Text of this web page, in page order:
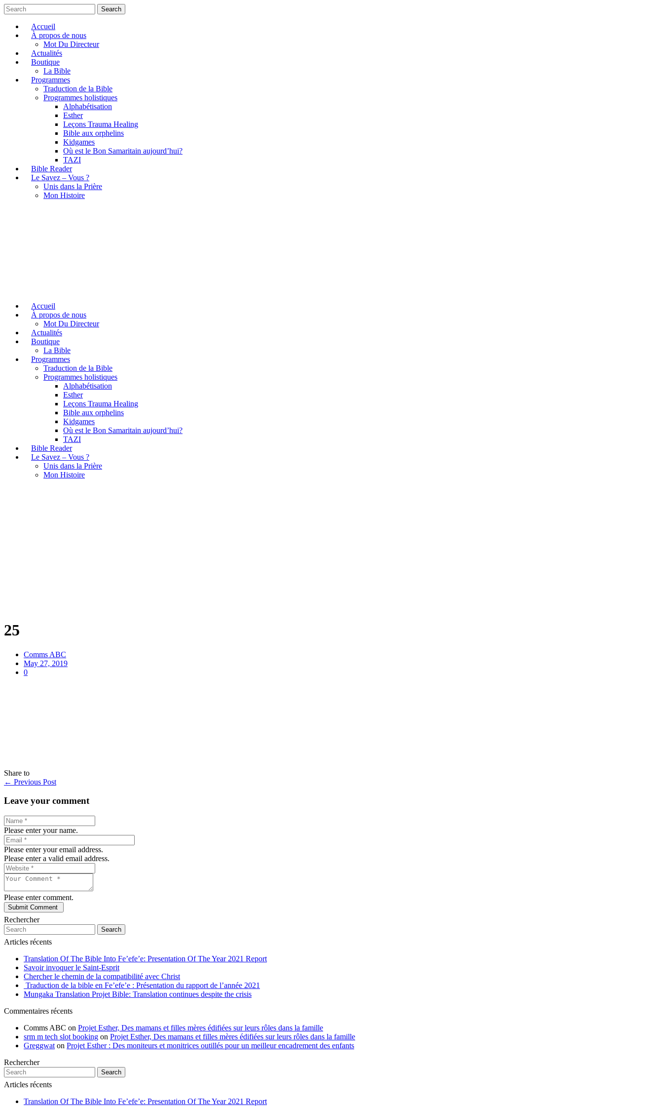
Search
Accueil
À propos de nous
Mot Du Directeur
Actualités
Boutique
La Bible
Programmes
Traduction de la Bible
Programmes holistiques
Alphabétisation
Esther
Leçons Trauma Healing
Bible aux orphelins
Kidgames
Où est le Bon Samaritain aujourd’hui?
TAZI
Bible Reader
Le Savez – Vous ?
Unis dans la Prière
Mon Histoire
Accueil
À propos de nous
Mot Du Directeur
Actualités
Boutique
La Bible
Programmes
Traduction de la Bible
Programmes holistiques
Alphabétisation
Esther
Leçons Trauma Healing
Bible aux orphelins
Kidgames
Où est le Bon Samaritain aujourd’hui?
TAZI
Bible Reader
Le Savez – Vous ?
Unis dans la Prière
Mon Histoire
25
Comms ABC
May 27, 2019
0
Share to
← Previous Post
Leave your comment
Please enter your name.
Please enter your email address.
Please enter a valid email address.
Please enter comment.
Rechercher
Search
Articles récents
Translation Of The Bible Into Fe’efe’e: Presentation Of The Year 2021 Report
Savoir invoquer le Saint-Esprit
Chercher le chemin de la compatibilité avec Christ
Traduction de la bible en Fe’efe’e : Présentation du rapport de l’année 2021
Mungaka Translation Projet Bible: Translation continues despite the crisis
Commentaires récents
Comms ABC on Projet Esther, Des mamans et filles mères édifiées sur leurs rôles dans la famille
srm m tech slot booking on Projet Esther, Des mamans et filles mères édifiées sur leurs rôles dans la famille
Greggwat on Projet Esther : Des moniteurs et monitrices outillés pour un meilleur encadrement des enfants
Rechercher
Search
Articles récents
Translation Of The Bible Into Fe’efe’e: Presentation Of The Year 2021 Report